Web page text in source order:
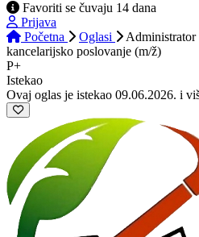
Favoriti se čuvaju 14 dana
Prijava
Početna
Oglasi
Administrator
kancelarijsko poslovanje (m/ž)
P+
Istekao
Ovaj oglas je istekao 09.06.2026. i